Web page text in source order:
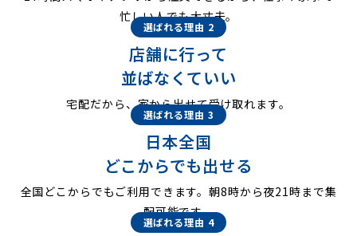
忙しい人でも大丈夫。
選ばれる理由 2
店舗に行って
並ばなくていい
宅配だから、家から出せて受け取れます。
選ばれる理由 3
日本全国
どこからでも出せる
全国どこからでもご利用できます。朝8時から夜21時まで集
配可能です。
選ばれる理由 4